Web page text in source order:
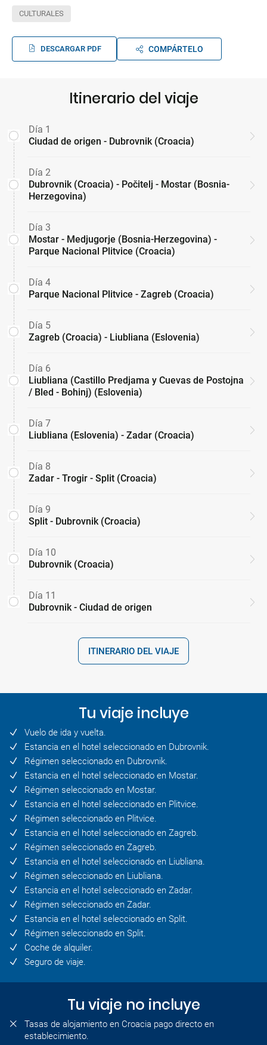
CULTURALES
DESCARGAR PDF COMPÁRTELO
Itinerario del viaje
Día 1
Ciudad de origen - Dubrovnik (Croacia)
Día 2
Dubrovnik (Croacia) - Počitelj - Mostar (Bosnia-
Herzegovina)
Día 3
Mostar - Medjugorje (Bosnia-Herzegovina) -
Parque Nacional Plitvice (Croacia)
Día 4
Parque Nacional Plitvice - Zagreb (Croacia)
Día 5
Zagreb (Croacia) - Liubliana (Eslovenia)
Día 6
Liubliana (Castillo Predjama y Cuevas de Postojna
/ Bled - Bohinj) (Eslovenia)
Día 7
Liubliana (Eslovenia) - Zadar (Croacia)
Día 8
Zadar - Trogir - Split (Croacia)
Día 9
Split - Dubrovnik (Croacia)
Día 10
Dubrovnik (Croacia)
Día 11
Dubrovnik - Ciudad de origen
ITINERARIO DEL VIAJE
Tu viaje incluye
Vuelo de ida y vuelta.
Estancia en el hotel seleccionado en Dubrovnik.
Régimen seleccionado en Dubrovnik.
Estancia en el hotel seleccionado en Mostar.
Régimen seleccionado en Mostar.
Estancia en el hotel seleccionado en Plitvice.
Régimen seleccionado en Plitvice.
Estancia en el hotel seleccionado en Zagreb.
Régimen seleccionado en Zagreb.
Estancia en el hotel seleccionado en Liubliana.
Régimen seleccionado en Liubliana.
Estancia en el hotel seleccionado en Zadar.
Régimen seleccionado en Zadar.
Estancia en el hotel seleccionado en Split.
Régimen seleccionado en Split.
Coche de alquiler.
Seguro de viaje.
Tu viaje no incluye
Tasas de alojamiento en Croacia pago directo en
establecimiento.